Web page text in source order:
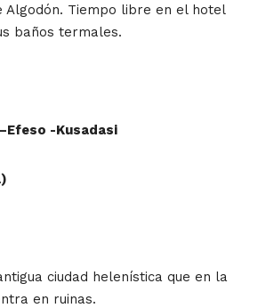
Algodón. Tiempo libre en el hotel
baños termales.
-Kusadasi
ciudad helenística que en la
en ruinas.